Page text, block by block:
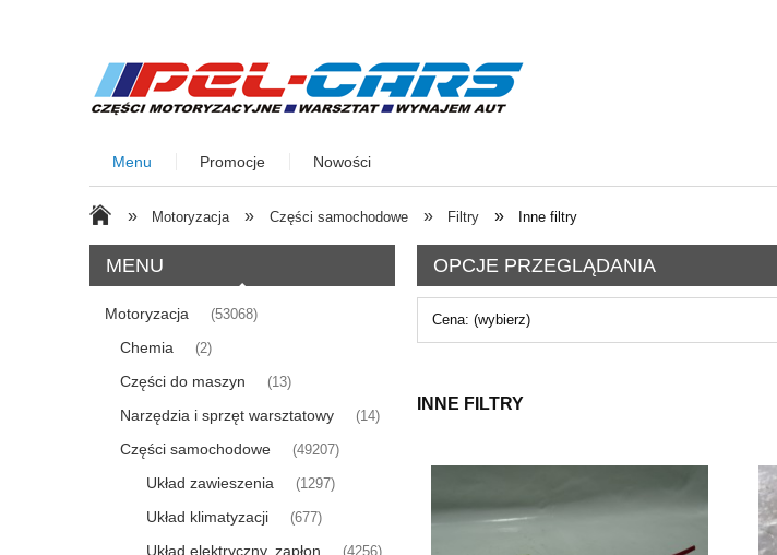
Menu Promocje Nowości
» Motoryzacja » Części samochodowe » Filtry » Inne filtry
MENU
Motoryzacja (53068)
Chemia (2)
Części do maszyn (13)
Narzędzia i sprzęt warsztatowy (14)
Części samochodowe (49207)
Układ zawieszenia (1297)
Układ klimatyzacji (677)
Układ elektryczny, zapłon (4256)
OPCJE PRZEGLĄDANIA
Cena: (wybierz)
INNE FILTRY